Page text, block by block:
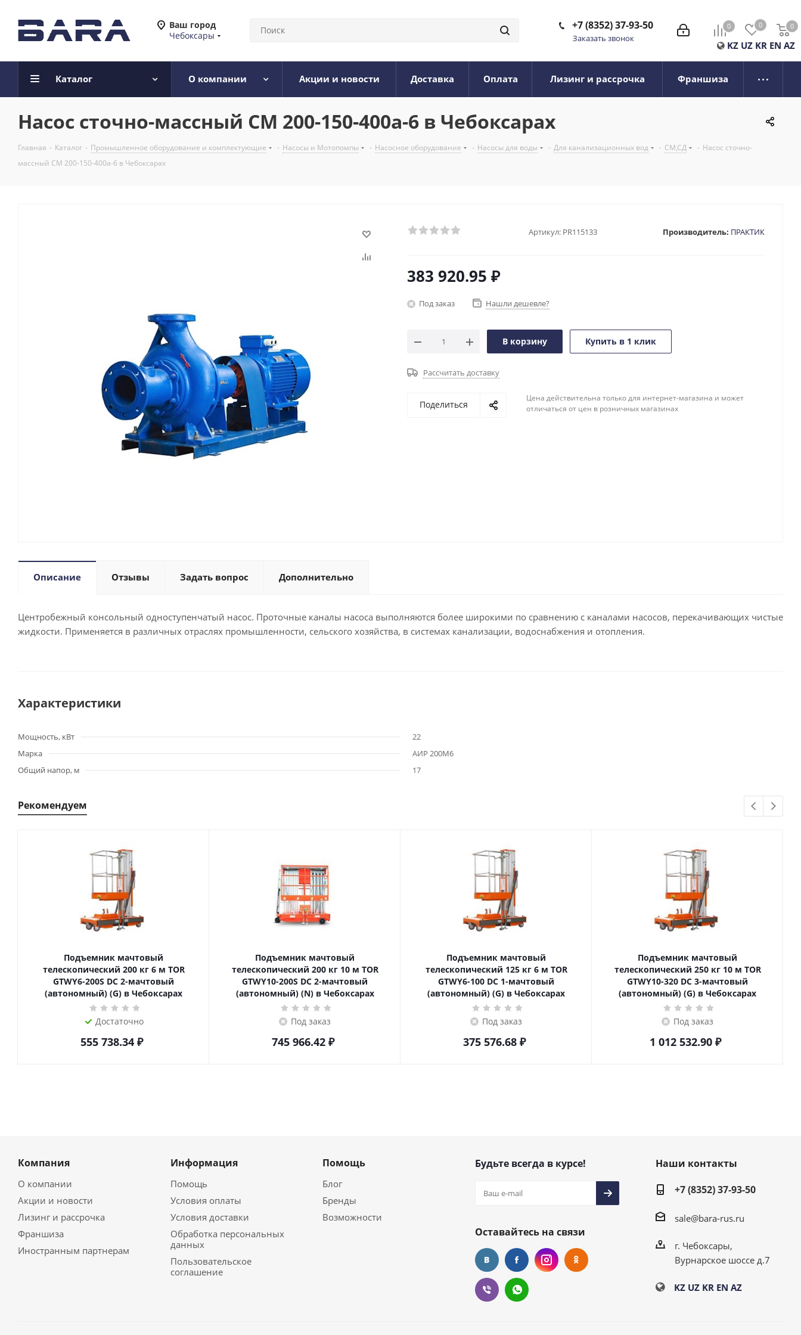
Ваш город
Чебоксары
0 0 0
0
KZ UZ KR EN AZ
+7 (8352) 37-93-50
Заказать звонок
Каталог О компании Акции и новости Доставка Оплата Лизинг и рассрочка Франшиза
Насос сточно-массный СМ 200-150-400а-6 в Чебоксарах
Главная - Каталог - Промышленное оборудование и комплектующие - Насосы и Мотопомпы - Насосное оборудование - Насосы для воды - Для канализационных вод - СМ,СД - Насос сточно-
массный СМ 200-150-400а-6 в Чебоксарах
Артикул: PR115133 Производитель: ПРАКТИК
383 920.95 ₽
Под заказ Нашли дешевле?
В корзину Купить в 1 клик
Рассчитать доставку
Поделиться
Цена действительна только для интернет-магазина и может
отличаться от цен в розничных магазинах
Описание Отзывы Задать вопрос Дополнительно
Центробежный консольный одноступенчатый насос. Проточные каналы насоса выполняются более широкими по сравнению с каналами насосов, перекачивающих чистые
жидкости. Применяется в различных отраслях промышленности, сельского хозяйства, в системах канализации, водоснабжения и отопления.
Характеристики
Мощность, кВт
22
Марка
АИР 200М6
Общий напор, м
17
Рекомендуем
Подъемник мачтовый
телескопический 200 кг 6 м TOR
GTWY6-200S DC 2-мачтовый
(автономный) (G) в Чебоксарах
Достаточно
555 738.34₽
Подъемник мачтовый
телескопический 200 кг 10 м TOR
GTWY10-200S DC 2-мачтовый
(автономный) (N) в Чебоксарах
Под заказ
745 966.42₽
Подъемник мачтовый
телескопический 125 кг 6 м TOR
GTWY6-100 DC 1-мачтовый
(автономный) (G) в Чебоксарах
Под заказ
375 576.68₽
Подъемник мачтовый
телескопический 250 кг 10 м TOR
GTWY10-320 DC 3-мачтовый
(автономный) (G) в Чебоксарах
Под заказ
1 012 532.90 ₽
Компания
О компании
Акции и новости
Лизинг и рассрочка
Франшиза
Иностранным партнерам
Информация
Помощь
Условия оплаты
Условия доставки
Обработка персональных
данных
Пользовательское
соглашение
Помощь
Блог
Бренды
Возможности
Будьте всегда в курсе!
Оставайтесь на связи
Наши контакты
+7 (8352) 37-93-50
sale@bara-rus.ru
г. Чебоксары,
Вурнарское шоссе д.7
KZ UZ KR EN AZ